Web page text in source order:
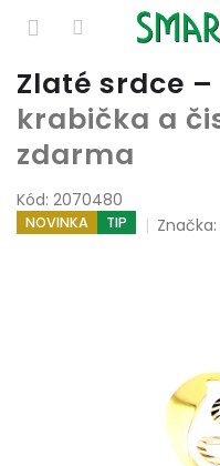
Přejít
na
obsah
Zlaté srdce
krabička a
zdarma
Kód: 2070480
NOVINKA TIP Značka: